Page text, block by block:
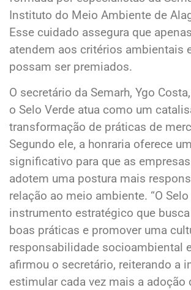
Instituto do Meio Ambiente de
Esse cuidado assegura que
atendem aos critérios ambientais
possam ser premiados.
O secretário da Semarh, Ygo
o Selo Verde atua como um
transformação de práticas de
Segundo ele, a honraria oferece
significativo para que as
adotem uma postura mais
relação ao meio ambiente. “O
instrumento estratégico que
boas práticas e promover uma
responsabilidade socioambiental
afirmou o secretário, reiterando a
estimular cada vez mais a adoção